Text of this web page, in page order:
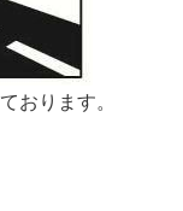
おります。